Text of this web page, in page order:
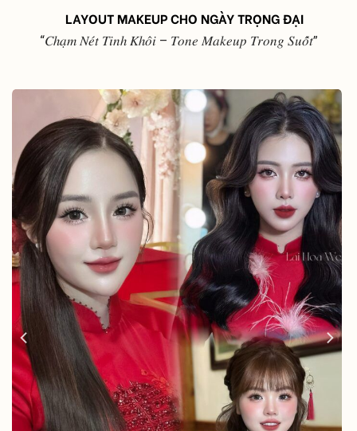
LAYOUT MAKEUP CHO NGÀY TRỌNG ĐẠI
“𝐶ℎ𝑎̣𝑚 𝑁𝑒́𝑡 𝑇𝑖𝑛ℎ 𝐾ℎ𝑜̂𝑖 – 𝑇𝑜𝑛𝑒 𝑀𝑎𝑘𝑒𝑢𝑝 𝑇𝑟𝑜𝑛𝑔 𝑆𝑢𝑜̂́𝑡”